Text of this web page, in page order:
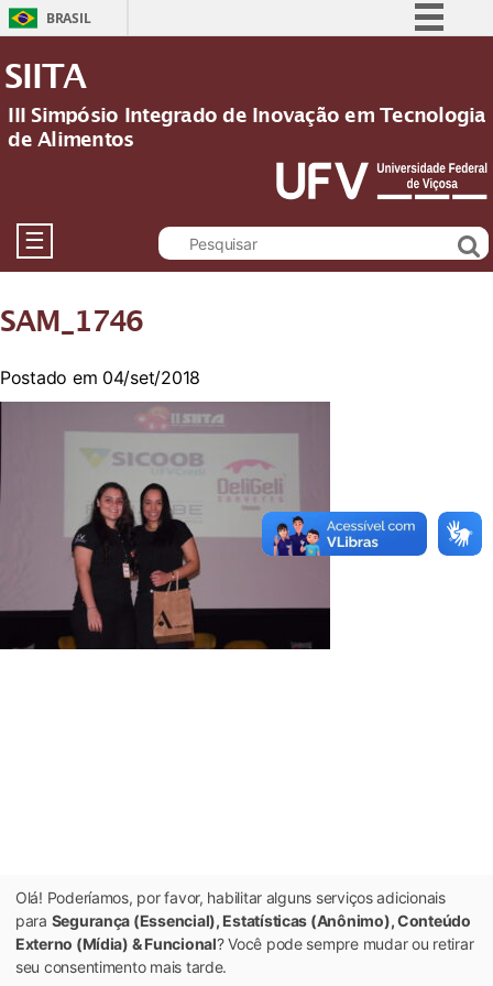
BRASIL
Participe
Acesso à informação
Legislação
Canais
SIITA
III Simpósio Integrado de Inovação em Tecnologia
de Alimentos
☰
SAM_1746
Postado em 04/set/2018
Olá! Poderíamos, por favor, habilitar alguns serviços adicionais
para Segurança (Essencial), Estatísticas (Anônimo), Conteúdo
Externo (Mídia) & Funcional? Você pode sempre mudar ou retirar
seu consentimento mais tarde.